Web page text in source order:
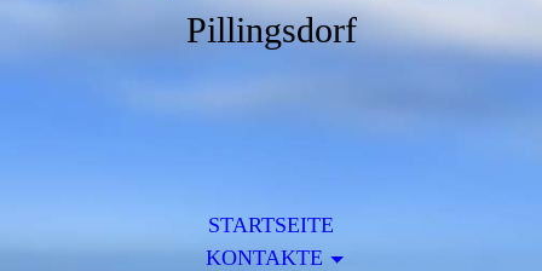
Pillingsdorf
STARTSEITE
KONTAKTE